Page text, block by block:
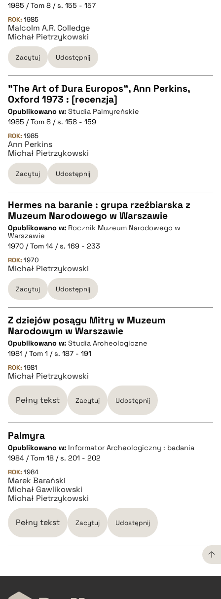
pobierz cytat
BIBTEX
pobierz cytat
1985 / Tom 8 / s. 155 - 157
ROK: 1985
Malcolm A.R. Colledge
Michał Pietrzykowski
Zacytuj Udostępnij
CZYSTY TEKST
pobierz cytat
BIBTEX
pobierz cytat
"The Art of Dura Europos", Ann Perkins,
Oxford 1973 : [recenzja]
Opublikowano w: Studia Palmyreńskie
1985 / Tom 8 / s. 158 - 159
ROK: 1985
Ann Perkins
Michał Pietrzykowski
Zacytuj Udostępnij
CZYSTY TEKST
pobierz cytat
BIBTEX
pobierz cytat
Hermes na baranie : grupa rzeźbiarska z
Muzeum Narodowego w Warszawie
Opublikowano w: Rocznik Muzeum Narodowego w
Warszawie
1970 / Tom 14 / s. 169 - 233
ROK: 1970
Michał Pietrzykowski
Zacytuj Udostępnij
CZYSTY TEKST
pobierz cytat
BIBTEX
pobierz cytat
Z dziejów posągu Mitry w Muzeum
Narodowym w Warszawie
Opublikowano w: Studia Archeologiczne
1981 / Tom 1 / s. 187 - 191
ROK: 1981
Michał Pietrzykowski
Pełny tekst Zacytuj Udostępnij
CZYSTY TEKST
pobierz cytat
Palmyra
Opublikowano w: Informator Archeologiczny : badania
1984 / Tom 18 / s. 201 - 202
ROK: 1984
Marek Barański
Michał Gawlikowski
Michał Pietrzykowski
Pełny tekst Zacytuj Udostępnij
CZYSTY TEKST